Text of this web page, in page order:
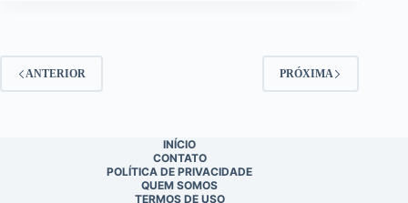
ANTERIOR PRÓXIMA
INÍCIO
CONTATO
POLÍTICA DE PRIVACIDADE
QUEM SOMOS
TERMOS DE USO